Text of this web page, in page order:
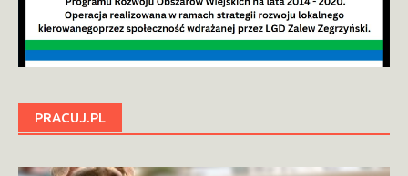
PRACUJ.PL